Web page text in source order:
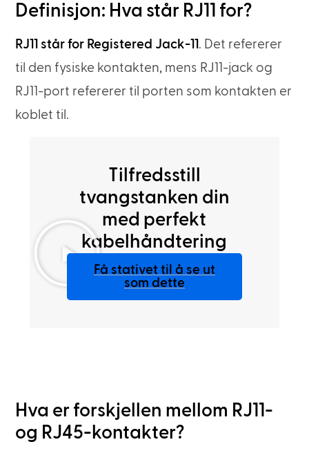
Definisjon: Hva står RJ11 for?
RJ11 står for Registered Jack-11. Det refererer
til den fysiske kontakten, mens RJ11-jack og
RJ11-port refererer til porten som kontakten er
koblet til.
Tilfredsstill
tvangstanken din
med perfekt
kabelhåndtering
Få stativet til å se ut
som dette
Hva er forskjellen mellom RJ11-
og RJ45-kontakter?